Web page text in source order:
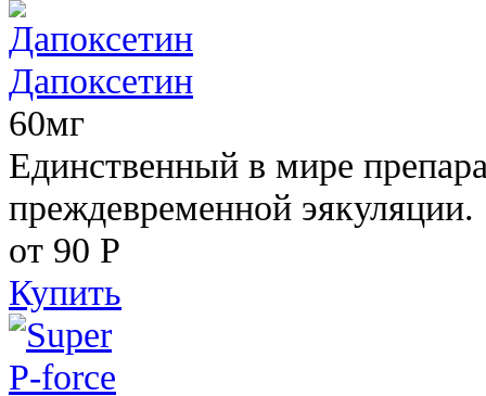
Дапоксетин
60мг
Единственный в мире
преждевременной эякуляции.
от 90 Р
Купить